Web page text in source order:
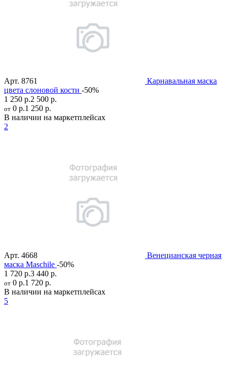
Арт. 8761
Карнавальная маска
цвета слоновой кости -50%
1 250 р.2 500 р.
от 0 р.1 250 р.
В наличии на маркетплейсах
2
Арт. 4668
Венецианская черная
маска Maschile -50%
1 720 р.3 440 р.
от 0 р.1 720 р.
В наличии на маркетплейсах
5